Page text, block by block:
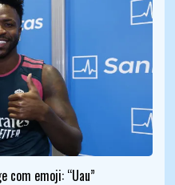
com emoji: “Uau”